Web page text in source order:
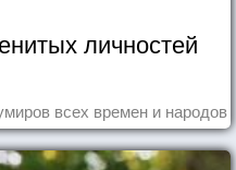
личностей
всех времен и народов